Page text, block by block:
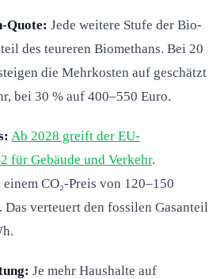
Quote: Jede weitere Stufe der Bio-
des teureren Biomethans. Bei 20
die Mehrkosten auf geschätzt
bei 30 % auf 400–550 Euro.
Ab 2028 greift der EU-
für Gebäude und Verkehr.
CO₂-Preis von 120–150
Das verteuert den fossilen Gasanteil
Je mehr Haushalte auf